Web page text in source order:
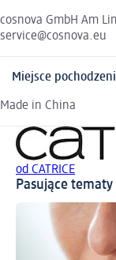
cosnova GmbH Am
service@cosnova.eu
Miejsce
Made in China
od CATRICE
Pasujące tematy